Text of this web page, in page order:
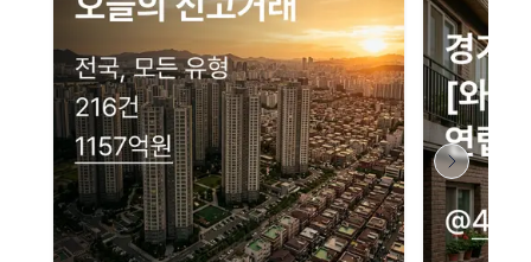
네이버 지도 연결 안내
현재 네이버 지도 연결이 원활하지 않아 지도를 불러올 수 없습니다.
이용에 불편을 드려 죄송합니다.
다시 시도